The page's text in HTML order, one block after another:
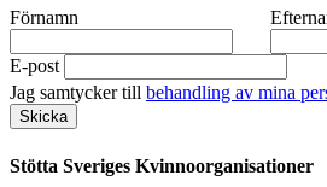
Förnamn
E-post
Jag samtycker till behandling av mina
Stötta Sveriges Kvinnoorganisationer